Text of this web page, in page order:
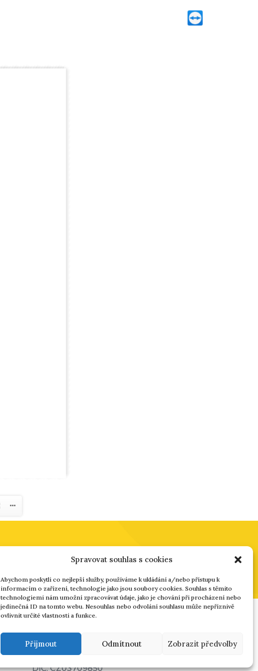
Spravovat souhlas s cookies
Abychom poskytli co nejlepší služby, používáme k ukládání a/nebo přístupu k
informacím o zařízení, technologie jako jsou soubory cookies. Souhlas s těmito
technologiemi nám umožní zpracovávat údaje, jako je chování při procházení nebo
jedinečná ID na tomto webu. Nesouhlas nebo odvolání souhlasu může nepříznivě
ovlivnit určité vlastnosti a funkce.
Přijmout Odmítnout Zobrazit předvolby
IČ: 03709850
DIČ: CZ03709850